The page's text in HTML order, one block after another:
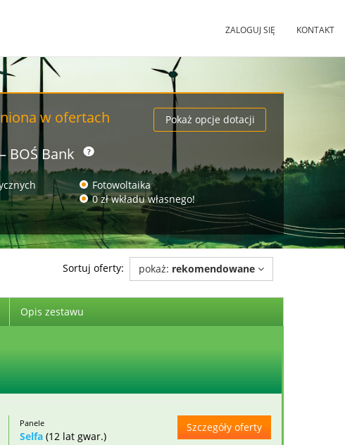
ZALOGUJ SIĘ KONTAKT
w ofertach Pokaż opcje dotacji
BOŚ Bank
Fotowoltaika
0 zł wkładu własnego!
Sortuj oferty: pokaż: rekomendowane
Opis zestawu
Panele
Selfa (12 lat gwar.)
Szczegóły oferty